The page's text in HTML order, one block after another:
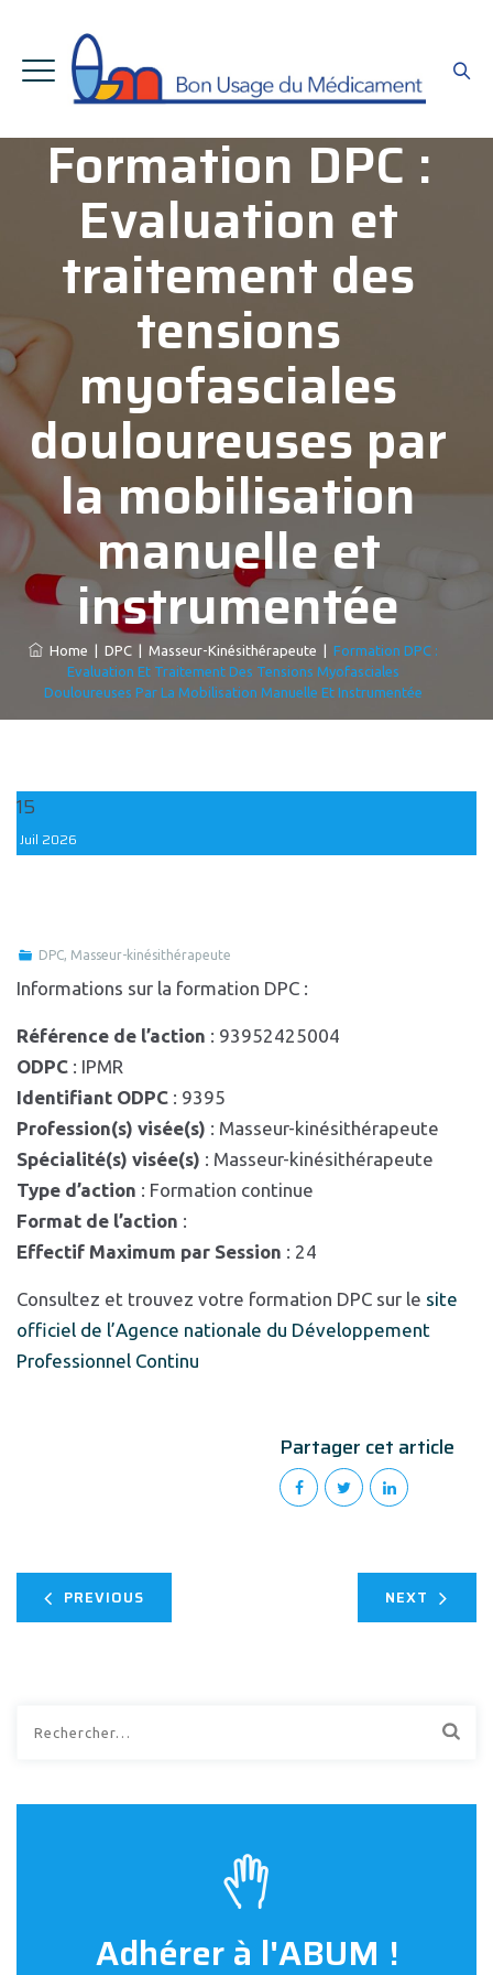
Formation DPC :
Evaluation et
traitement des
tensions
myofasciales
douloureuses par
la mobilisation
manuelle et
instrumentée
Home DPC| Masseur-Kinésithérapeute
Formation DPC :
Evaluation Et Traitement Des Tensions Myofasciales
Douloureuses Par La Mobilisation Manuelle Et Instrumentée
15
Juil 2026
DPC, Masseur-kinésithérapeute
Informations sur la formation DPC :
Référence de l’action : 93952425004
ODPC : IPMR
Identifiant ODPC : 9395
Profession(s) visée(s) : Masseur-kinésithérapeute
Spécialité(s) visée(s) : Masseur-kinésithérapeute
Type d’action : Formation continue
Format de l’action :
Effectif Maximum par Session : 24
Consultez et trouvez votre formation DPC sur le site
officiel de l’Agence nationale du Développement
Professionnel Continu
Partager cet article
PREVIOUS NEXT
Adhérer à l'ABUM !